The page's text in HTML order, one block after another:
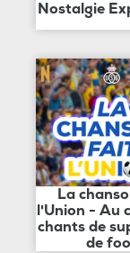
Nostalgie
La
l'Union - Au
chants de
de